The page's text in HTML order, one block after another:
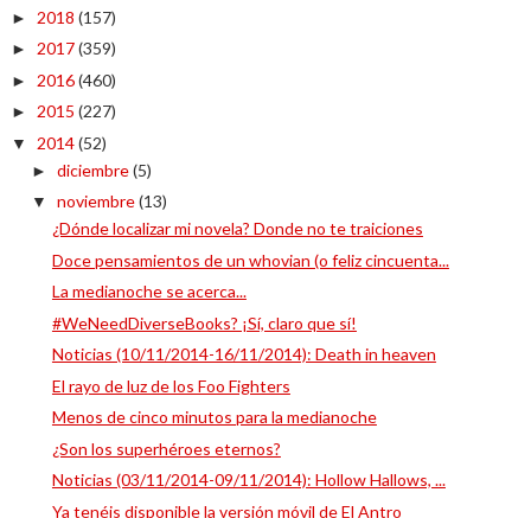
► 2018 (157)
► 2017(359)
► 2016(460)
► 2015 (227)
▼ 2014(52)
► diciembre(5)
▼ noviembre(13)
¿Dónde localizar mi novela? Donde no te traiciones
Doce pensamientos de un whovian (o feliz cincuenta...
La medianoche se acerca...
#WeNeedDiverseBooks? ¡Sí, claro que sí!
Noticias (10/11/2014-16/11/2014): Death in heaven
El rayo de luz de los Foo Fighters
Menos de cinco minutos para la medianoche
¿Son los superhéroes eternos?
Noticias (03/11/2014-09/11/2014): Hollow Hallows, ...
Ya tenéis disponible la versión móvil de El Antro